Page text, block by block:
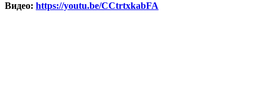
Видео: https://youtu.be/CCtrtxkabFA